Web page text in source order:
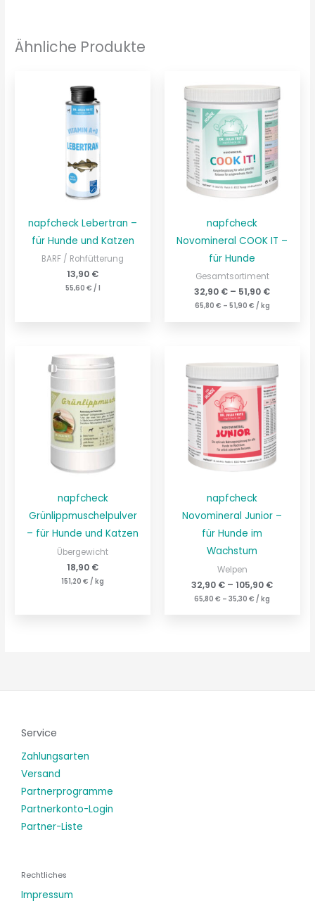
Ähnliche Produkte
napfcheck Lebertran –
für Hunde und Katzen
BARF / Rohfütterung
13,90 €
55,60 € /
napfcheck
Novomineral COOK IT –
für Hunde
Gesamtsortiment
32,90 € – 51,90 €
65,80 € – 51,90 € / kg
napfcheck
Grünlippmuschelpulver
– für Hunde und Katzen
Übergewicht
18,90 €
151,20€ /kg
napfcheck
Novomineral Junior –
für Hunde im
Wachstum
Welpen
32,90 € –105,90 €
65,80€ –35,30€ /kg
Service
Zahlungsarten
Versand
Partnerprogramme
Partnerkonto-Login
Partner-Liste
Rechtliches
Impressum